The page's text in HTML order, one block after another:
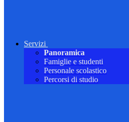
Servizi
Panoramica
Famiglie e studenti
Personale scolastico
Percorsi di studio